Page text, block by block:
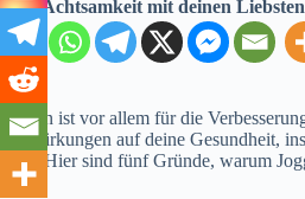
Teile Achtsamkeit mit deinen Liebsten
Joggen ist vor allem für die
Auswirkungen auf deine Gesundheit,
wird. Hier sind fünf Gründe, warum